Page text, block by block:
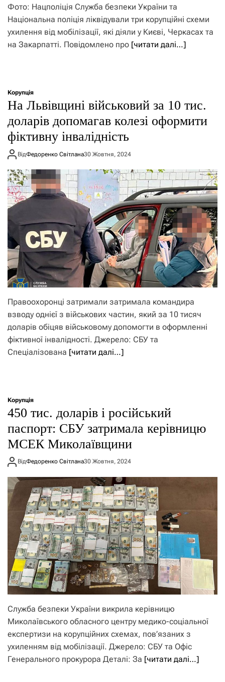
Фото: Нацполіція Служба безпеки України та
Національна поліція ліквідували три корупційні схеми
ухилення від мобілізації, які діяли у Києві, Черкасах та
на Закарпатті. Повідомлено про [читати далі…]
Корупція
На Львівщині військовий за 10 тис.
доларів допомагав колезі оформити
фіктивну інвалідність
ВідФедоренко Світлана30 Жовтня, 2024
Правоохоронці затримали затримала командира
взводу однієї з військових частин, який за 10 тисяч
доларів обіцяв військовому допомогти в оформленні
фіктивної інвалідності. Джерело: СБУ та
Спеціалізована [читати далі…]
Корупція
450 тис. доларів і російський
паспорт: СБУ затримала керівницю
МСЕК Миколаївщини
ВідФедоренко Світлана30 Жовтня, 2024
Служба безпеки України викрила керівницю
Миколаївського обласного центру медико-соціальної
експертизи на корупційних схемах, пов’язаних з
ухиленням від мобілізації. Джерело: СБУ та Офіс
Генерального прокурора Деталі: За [читати далі…]